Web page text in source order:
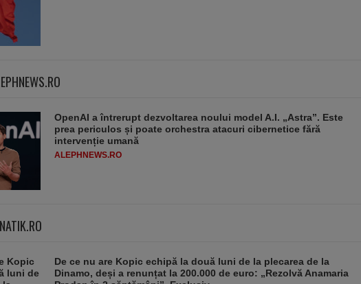
OpenAI a întrerupt dezvoltarea noului model A.I. „Astra”. Este
prea periculos și poate orchestra atacuri cibernetice fără
intervenție umană
ALEPHNEWS.RO
De ce nu are Kopic echipă la două luni de la plecarea de la
Dinamo, deși a renunțat la 200.000 de euro: „Rezolvă Anamaria